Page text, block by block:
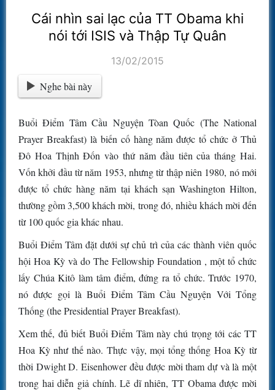
Cái nhìn sai lạc của TT Obama khi
nói tới ISIS và Thập Tự Quân
13/02/2015
Nghe bài này
Buổi Điểm Tâm Cầu Nguyện Tòan Quốc (The National
Prayer Breakfast) là biến cố hàng năm được tổ chức ở Thủ
Đô Hoa Thịnh Đốn vào thứ năm đầu tiên của tháng Hai.
Vốn khởi đầu từ năm 1953, nhưng từ thập niên 1980, nó mới
được tổ chức hàng năm tại khách sạn Washington Hilton,
thường gồm 3,500 khách mời, trong đó, nhiều khách mời đến
từ 100 quốc gia khác nhau.
Buổi Điểm Tâm đặt dưới sự chủ trì của các thành viên quốc
hội Hoa Kỳ và do The Fellowship Foundation , một tổ chức
lấy Chúa Kitô làm tâm điểm, đứng ra tổ chức. Trước 1970,
nó được gọi là Buổi Điểm Tâm Cầu Nguyện Với Tổng
Thống (the Presidential Prayer Breakfast).
Xem thế, đủ biết Buổi Điểm Tâm này chú trọng tới các TT
Hoa Kỳ như thế nào. Thực vậy, mọi tổng thống Hoa Kỳ từ
thời Dwight D. Eisenhower đều được mời tham dự và là một
trong hai diễn giả chính. Lẽ dĩ nhiên, TT Obama được mời